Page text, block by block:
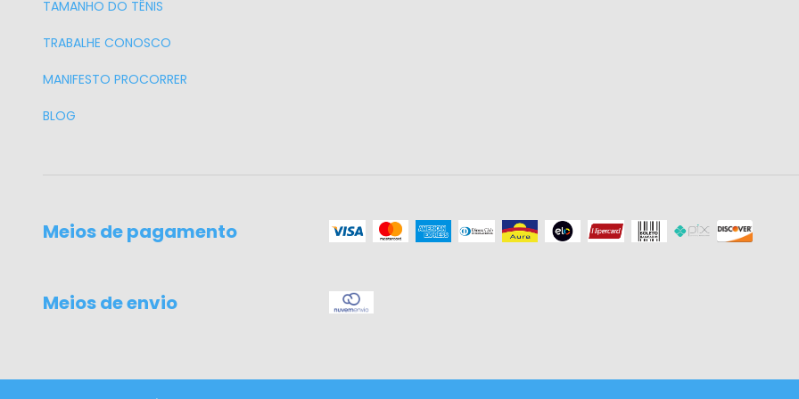
TAMANHO DO TÊNIS
TRABALHE CONOSCO
MANIFESTO PROCORRER
BLOG
Meios de pagamento
Meios de envio